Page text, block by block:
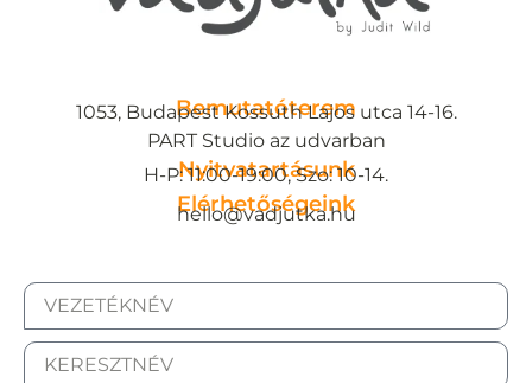
Bemutatóterem
1053, Budapest Kossuth Lajos utca 14-16.
PART Studio az udvarban
Nyitvatartásunk
H-P: 11:00-19:00, Szo: 10-14.
Elérhetőségeink
hello@vadjutka.hu